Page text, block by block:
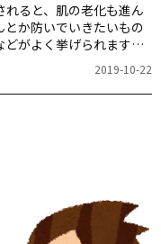
ると、肌の老化も進ん
か防いでいきたいもの
がよく挙げられます
2019-10-22